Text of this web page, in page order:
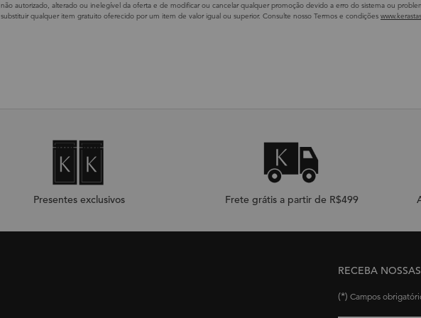
não autorizado, alterado ou inelegível da oferta e de modificar ou cancelar qualquer promoção devido a erro do sistema ou
substituir qualquer item gratuito oferecido por um item de valor igual ou superior. Consulte nosso Termos e condições
Presentes exclusivos Frete grátis a partir de R$499
RECEBA
(*) Campos